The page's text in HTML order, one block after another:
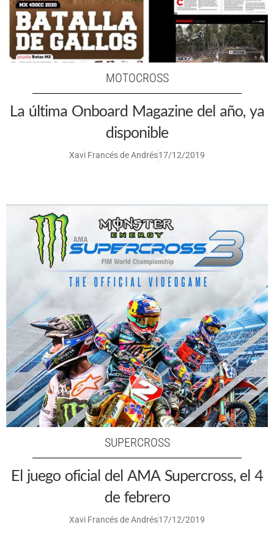
MOTOCROSS
La última Onboard Magazine del año, ya
disponible
Xavi Francés de Andrés17/12/2019
SUPERCROSS
El juego oficial del AMA Supercross, el 4
de febrero
Xavi Francés de Andrés17/12/2019